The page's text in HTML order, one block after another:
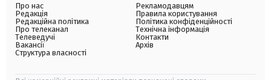
Про нас
Редакція
Редакційна політика
Про телеканал
Телеведучі
Вакансії
Структура власності
Рекламодавцям
Правила користування
Політика конфіденційності
Технічна інформація
Контакти
Архів